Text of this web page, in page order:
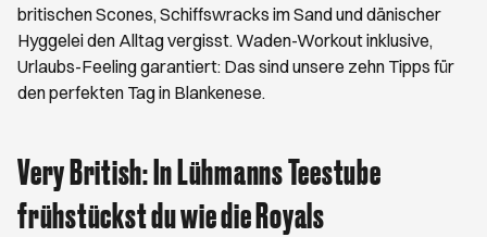
britischen Scones, Schiffswracks im Sand und dänischer
Hyggelei den Alltag vergisst. Waden-Workout inklusive,
Urlaubs-Feeling garantiert: Das sind unsere zehn Tipps für
den perfekten Tag in Blankenese.
Very British: In Lühmanns Teestube
frühstückst du wie die Royals